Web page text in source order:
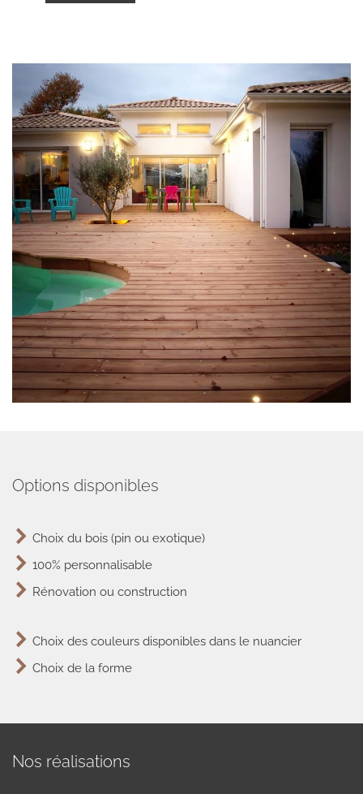
Options disponibles
Choix du bois (pin ou exotique)
100% personnalisable
Rénovation ou construction
Choix des couleurs disponibles dans le nuancier
Choix de la forme
Nos réalisations